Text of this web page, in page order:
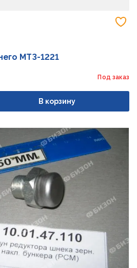
МТЗ-1221
Под заказ
В корзину